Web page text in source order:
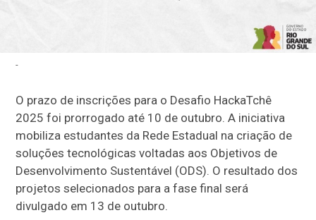
-
O prazo de inscrições para o Desafio HackaTchê
2025 foi prorrogado até 10 de outubro. A iniciativa
mobiliza estudantes da Rede Estadual na criação de
soluções tecnológicas voltadas aos Objetivos de
Desenvolvimento Sustentável (ODS). O resultado dos
projetos selecionados para a fase final será
divulgado em 13 de outubro.